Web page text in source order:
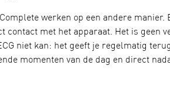
Complete werken op een andere
contact met het apparaat. Het is geen
niet kan: het geeft je regelmatig
momenten van de dag en direct